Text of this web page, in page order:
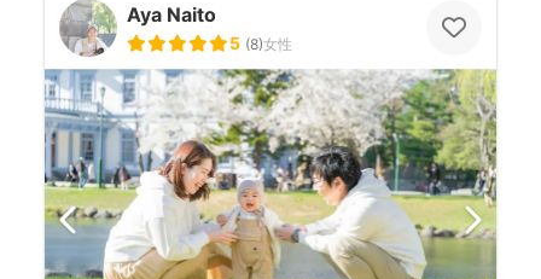
Aya Naito
5 (8)女性